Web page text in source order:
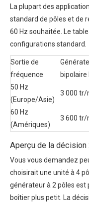
La plupart des
standard de pôles et de
60 Hz souhaitée. Le
configurations standard.
Sortie de
fréquence
bipolaire
50 Hz
(Europe/Asie)
3 000 tr/
60 Hz
(Amériques)
3 600 tr/
Aperçu de la décision
Vous vous demandez
choisirait une unité à 4
générateur à 2 pôles est
boîtier plus petit. La